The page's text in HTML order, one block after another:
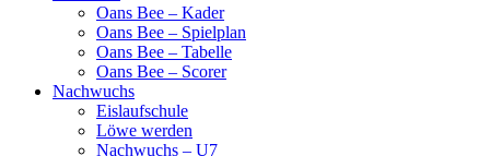
Oans Bee – Kader
Oans Bee – Spielplan
Oans Bee – Tabelle
Oans Bee – Scorer
Nachwuchs
Eislaufschule
Löwe werden
Nachwuchs – U7